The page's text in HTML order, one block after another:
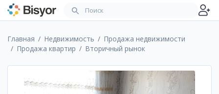
Главная Недвижимость
Продажа недвижимости
Продажа квартир
Вторичный рынок